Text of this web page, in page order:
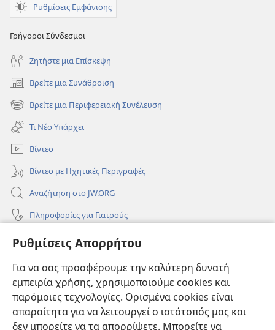
Ρυθμίσεις Απορρήτου
Για να σας προσφέρουμε την καλύτερη δυνατή
εμπειρία χρήσης, χρησιμοποιούμε cookies και
παρόμοιες τεχνολογίες. Ορισμένα cookies είναι
απαραίτητα για να λειτουργεί ο ιστότοπός μας και
δεν μπορείτε να τα απορρίψετε. Μπορείτε να
Ρυθμίσεις Εμφάνισης
Γρήγοροι Σύνδεσμοι
Ζητήστε μια Επίσκεψη
Βρείτε μια Συνάθροιση
(ανοίγει
νέο
παράθυρο)
Βρείτε μια Περιφερειακή Συνέλευση
(ανοίγει
νέο
παράθυρο)
Τι Νέο Υπάρχει
Βίντεο
Βίντεο με Ηχητικές Περιγραφές
Αναζήτηση στο JW.ORG
Πληροφορίες για Γιατρούς
Πληροφορίες για Επίσημους Φορείς και ΜΜΕ
Συνεισφορές
(ανοίγει
παράθυρο)ΔΙΑΔΙΚΤΥΑΚΗ ΒΙΒΛΙΟΘΗΚΗ της Σκοπιάς™